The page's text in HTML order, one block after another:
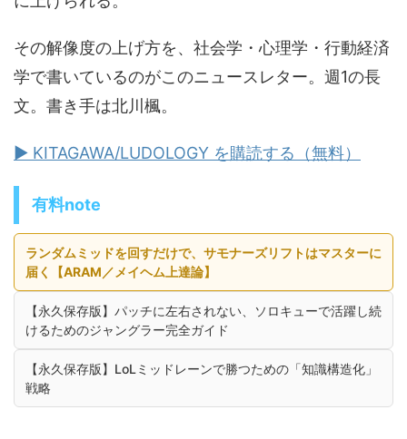
その解像度の上げ方を、社会学・心理学・行動経済
学で書いているのがこのニュースレター。週1の長
文。書き手は北川楓。
▶ KITAGAWA/LUDOLOGY を購読する（無料）
有料note
ランダムミッドを回すだけで、サモナーズリフトはマスターに
届く【ARAM／メイヘム上達論】
【永久保存版】パッチに左右されない、ソロキューで活躍し続
けるためのジャングラー完全ガイド
【永久保存版】LoLミッドレーンで勝つための「知識構造化」
戦略